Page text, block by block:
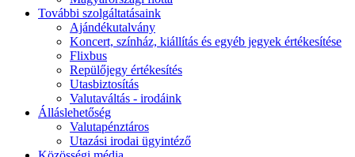
További szolgáltatásaink
Ajándékutalvány
Koncert, színház, kiállítás és egyéb jegyek értékesítése
Flixbus
Repülőjegy értékesítés
Utasbiztosítás
Valutaváltás - irodáink
Álláslehetőség
Valutapénztáros
Utazási irodai ügyintéző